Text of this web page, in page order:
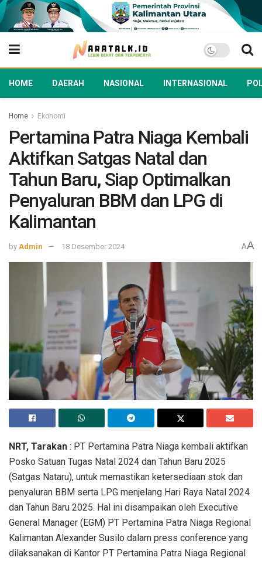
HOME DAERAH NASIONAL INTERNASIONAL
Home Ekonomi
Pertamina Patra Niaga Kembali
Aktifkan Satgas Natal dan
Tahun Baru, Siap Optimalkan
Penyaluran BBM dan LPG di
Kalimantan
by Admin 18 Desember 2024 AA
NRT, Tarakan : PT Pertamina Patra Niaga kembali aktifkan
Posko Satuan Tugas Natal 2024 dan Tahun Baru 2025
(Satgas Nataru), untuk memastikan ketersediaan stok dan
penyaluran BBM serta LPG menjelang Hari Raya Natal 2024
dan Tahun Baru 2025. Hal ini disampaikan oleh Executive
General Manager (EGM) PT Pertamina Patra Niaga Regional
Kalimantan Alexander Susilo dalam press conference yang
dilaksanakan di Kantor PT Pertamina Patra Niaga Regional